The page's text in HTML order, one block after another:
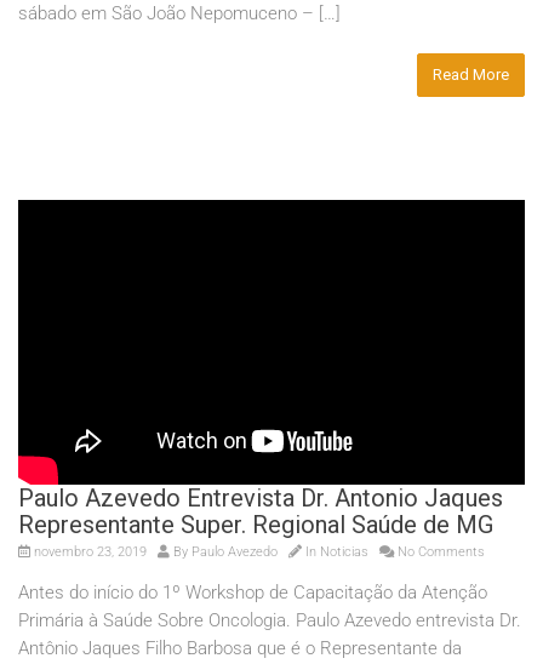
sábado em São João Nepomuceno – […]
Read More
Paulo Azevedo Entrevista Dr. Antonio Jaques
Representante Super. Regional Saúde de MG
novembro 23, 2019 By Paulo Avezedo In Noticias No Comments
Antes do início do 1º Workshop de Capacitação da Atenção
Primária à Saúde Sobre Oncologia. Paulo Azevedo entrevista Dr.
Antônio Jaques Filho Barbosa que é o Representante da